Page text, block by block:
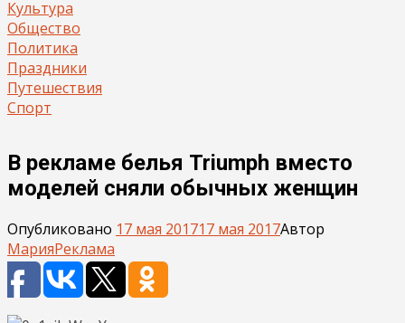
Культура
Общество
Политика
Праздники
Путешествия
Спорт
В рекламе белья Triumph вместо
моделей сняли обычных женщин
Опубликовано 17 мая 201717 мая 2017Автор
МарияРеклама